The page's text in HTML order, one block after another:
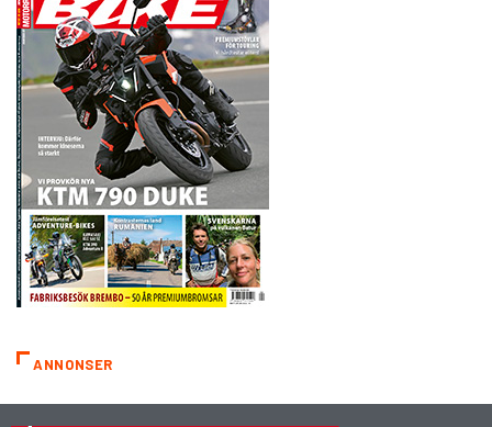
ANNONSER